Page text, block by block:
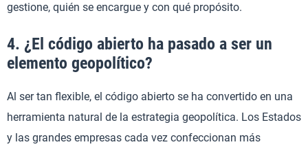
gestione, quién se encargue y con qué propósito.
4. ¿El código abierto ha pasado a ser un
elemento geopolítico?
Al ser tan flexible, el código abierto se ha convertido en una
herramienta natural de la estrategia geopolítica. Los Estados
y las grandes empresas cada vez confeccionan más